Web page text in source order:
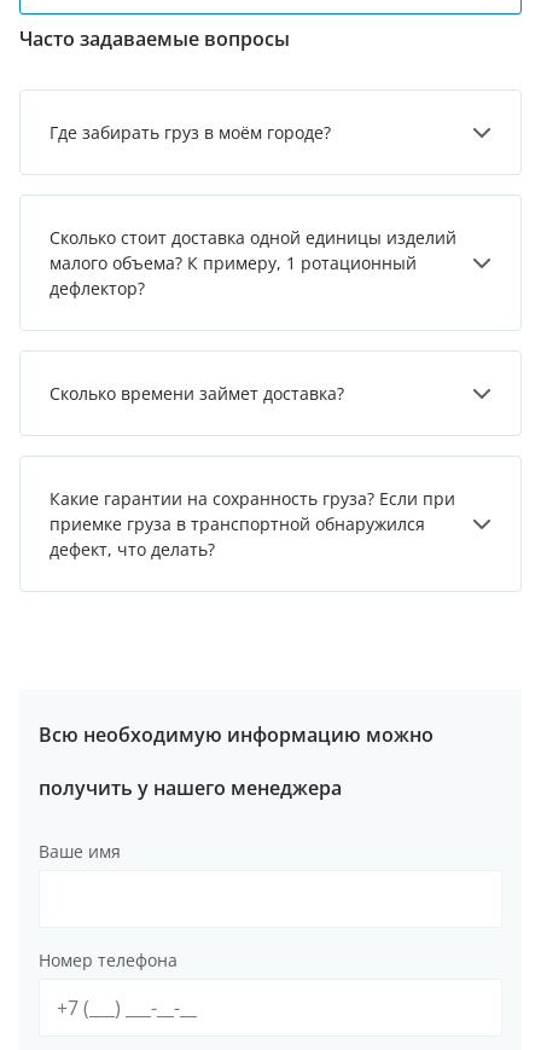
Часто задаваемые вопросы
Где забирать груз в моём городе?
Сколько стоит доставка одной единицы изделий
малого объема? К примеру, 1 ротационный
дефлектор?
Сколько времени займет доставка?
Какие гарантии на сохранность груза? Если при
приемке груза в транспортной обнаружился
дефект, что делать?
Всю необходимую информацию можно
получить у нашего менеджера
Ваше имя
Номер телефона